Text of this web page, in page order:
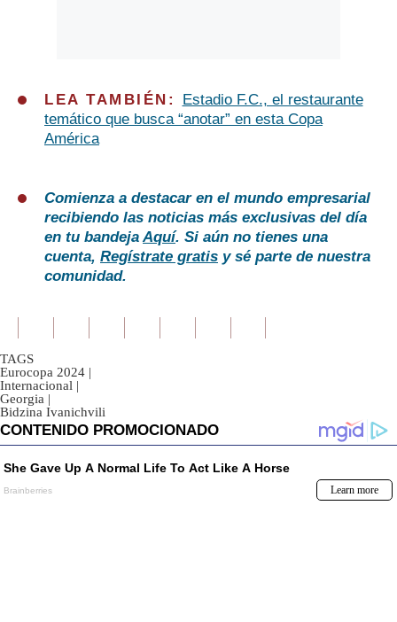
LEA TAMBIÉN:
Estadio F.C., el restaurante
temático que busca “anotar” en esta Copa
América
Comienza a destacar en el mundo empresarial
recibiendo las noticias más exclusivas del día
en tu bandejaAquí. Si aún no tienes una
cuenta, Regístrate gratis y sé parte de nuestra
comunidad.
TAGS
Eurocopa 2024 |
Internacional |
Georgia |
Bidzina Ivanichvili